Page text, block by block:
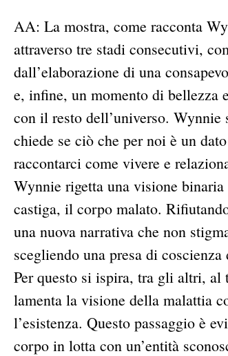
AA: La mostra, come racconta
attraverso tre stadi consecutivi,
dall’elaborazione di una
e, infine, un momento di bellezza
con il resto dell’universo. Wynnie
chiede se ciò che per noi è un
raccontarci come vivere e
Wynnie rigetta una visione
castiga, il corpo malato.
una nuova narrativa che non
scegliendo una presa di
Per questo si ispira, tra gli altri, al
lamenta la visione della malattia
l’esistenza. Questo passaggio è
corpo in lotta con un’entità